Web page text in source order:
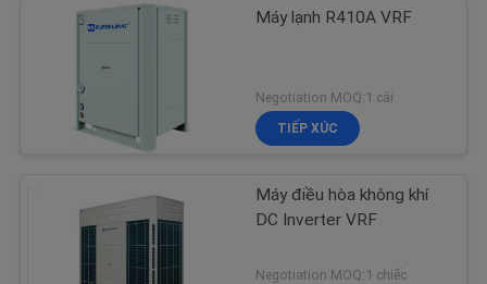
Máy lạnh R410A VRF
Negotiation MOQ:1 cái
TIẾP XÚC
Máy điều hòa không khí
DC Inverter VRF
Negotiation MOQ:1 chiếc